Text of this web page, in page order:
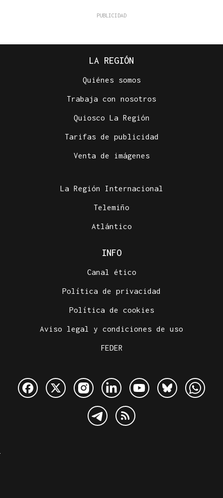
LA REGIÓN
Quiénes somos
Trabaja con nosotros
Quiosco La Región
Tarifas de publicidad
Venta de imágenes
La Región Internacional
Telemiño
Atlántico
INFO
Canal ético
Política de privacidad
Política de cookies
Aviso legal y condiciones de uso
FEDER